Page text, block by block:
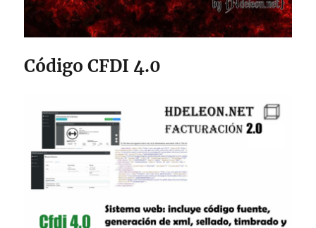
Código CFDI 4.0